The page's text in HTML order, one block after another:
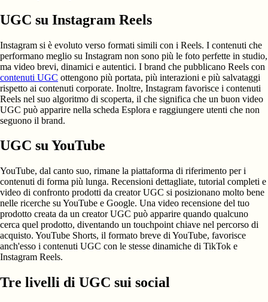
UGC su Instagram Reels
Instagram si è evoluto verso formati simili con i Reels. I contenuti che
performano meglio su Instagram non sono più le foto perfette in studio,
ma video brevi, dinamici e autentici. I brand che pubblicano Reels con
contenuti UGC ottengono più portata, più interazioni e più salvataggi
rispetto ai contenuti corporate. Inoltre, Instagram favorisce i contenuti
Reels nel suo algoritmo di scoperta, il che significa che un buon video
UGC può apparire nella scheda Esplora e raggiungere utenti che non
seguono il brand.
UGC su YouTube
YouTube, dal canto suo, rimane la piattaforma di riferimento per i
contenuti di forma più lunga. Recensioni dettagliate, tutorial completi e
video di confronto prodotti da creator UGC si posizionano molto bene
nelle ricerche su YouTube e Google. Una video recensione del tuo
prodotto creata da un creator UGC può apparire quando qualcuno
cerca quel prodotto, diventando un touchpoint chiave nel percorso di
acquisto. YouTube Shorts, il formato breve di YouTube, favorisce
anch'esso i contenuti UGC con le stesse dinamiche di TikTok e
Instagram Reels.
Tre livelli di UGC sui social